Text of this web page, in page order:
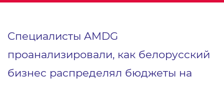
Специалисты AMDG
проанализировали, как белорусский
бизнес распределял бюджеты на